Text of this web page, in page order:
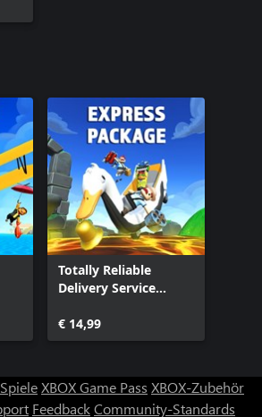
Totally Reliable
Delivery Service
€ 14,99
XBOX Game Pass XBOX-Zubehör
FeedbackCommunity-Standards